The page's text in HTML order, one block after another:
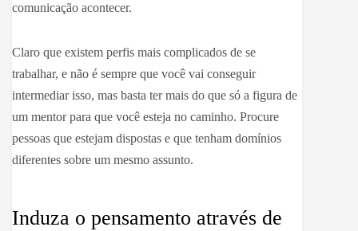
comunicação acontecer.
Claro que existem perfis mais complicados de se
trabalhar, e não é sempre que você vai conseguir
intermediar isso, mas basta ter mais do que só a figura de
um mentor para que você esteja no caminho. Procure
pessoas que estejam dispostas e que tenham domínios
diferentes sobre um mesmo assunto.
Induza o pensamento através de